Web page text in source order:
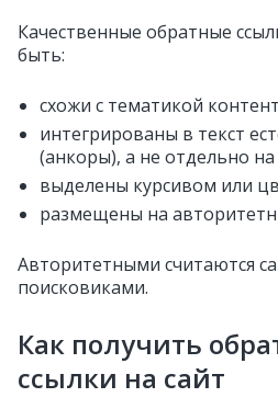
Качественные обратные
быть:
схожи с тематикой
интегрированы в текст
(анкоры), а не отдельно на
выделены курсивом или
размещены на
Авторитетными считаются
поисковиками.
Как получить
ссылки на сайт